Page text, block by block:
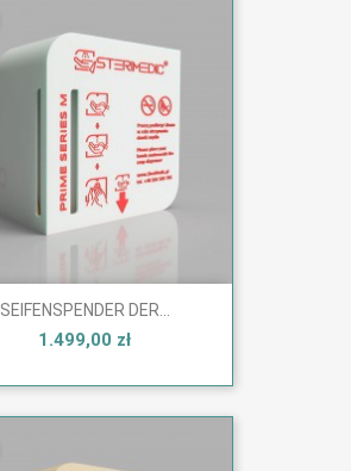
SEIFENSPENDER DER...
1.499,00 zł